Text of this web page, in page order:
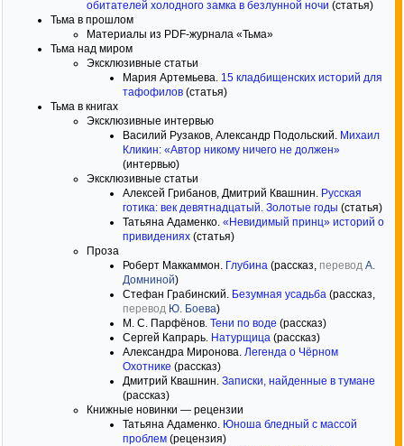
обитателей холодного замка в безлунной ночи (статья)
Тьма в прошлом
Материалы из PDF-журнала «Тьма»
Тьма над миром
Эксклюзивные статьи
Мария Артемьева. 15 кладбищенских историй для
тафофилов (статья)
Тьма в книгах
Эксклюзивные интервью
Василий Рузаков, Александр Подольский. Михаил
Кликин: «Автор никому ничего не должен»
(интервью)
Эксклюзивные статьи
Алексей Грибанов, Дмитрий Квашнин. Русская
готика: век девятнадцатый. Золотые годы (статья)
Татьяна Адаменко. «Невидимый принц» историй о
привидениях (статья)
Проза
Роберт Маккаммон. Глубина (рассказ, перевод А.
Домниной)
Стефан Грабинский. Безумная усадьба (рассказ,
перевод Ю. Боева)
М. С. Парфёнов. Тени по воде (рассказ)
Сергей Капрарь. Натурщица (рассказ)
Александра Миронова. Легенда о Чёрном
Охотнике (рассказ)
Дмитрий Квашнин. Записки, найденные в тумане
(рассказ)
Книжные новинки — рецензии
Татьяна Адаменко. Юноша бледный с массой
проблем (рецензия)